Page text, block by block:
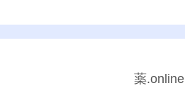
薬.online